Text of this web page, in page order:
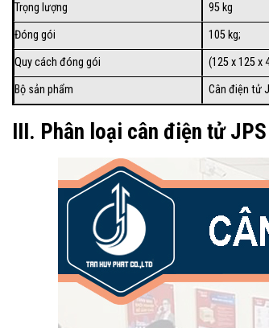
Trọng lượng
95 kg
Đóng gói
105 kg;
Quy cách đóng gói
(125 x 125 x
Bộ sản phẩm
Cân điện tử
III. Phân loại cân điện tử